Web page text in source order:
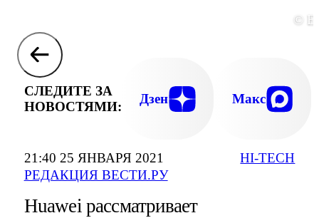
21:40 25 ЯНВАРЯ 2021
РЕДАКЦИЯ ВЕСТИ.РУ
HI-TECH
©
СЛЕДИТЕ ЗА
НОВОСТЯМИ:
Дзен Макс
Huawei рассматривает